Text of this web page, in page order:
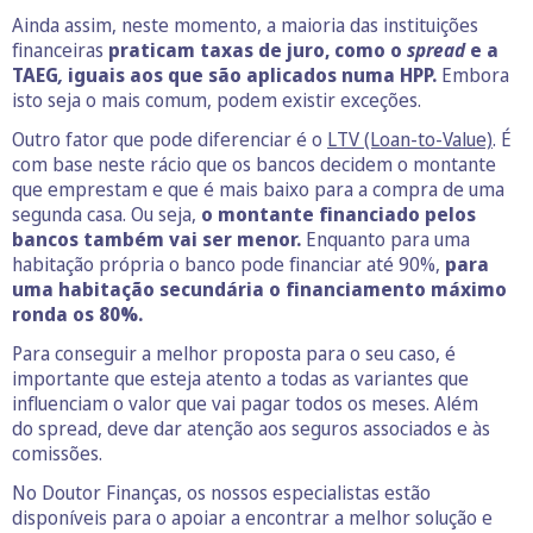
Ainda assim, neste momento, a maioria das instituições
financeiras praticam taxas de juro, como o spreade a
TAEG, iguais aos que são aplicados numa HPP. Embora
isto seja o mais comum, podem existir exceções.
Outro fator que pode diferenciar é o LTV (Loan-to-Value). É
com base neste rácio que os bancos decidem o montante
que emprestam e que é mais baixo para a compra de uma
segunda casa. Ou seja, o montante financiado pelos
bancos também vai ser menor. Enquanto para uma
habitação própria o banco pode financiar até 90%, para
uma habitação secundária o financiamento máximo
ronda os 80%.
Para conseguir a melhor proposta para o seu caso, é
importante que esteja atento a todas as variantes que
influenciam o valor que vai pagar todos os meses. Além
do spread, deve dar atenção aos seguros associados e às
comissões.
No Doutor Finanças, os nossos especialistas estão
disponíveis para o apoiar a encontrar a melhor solução e